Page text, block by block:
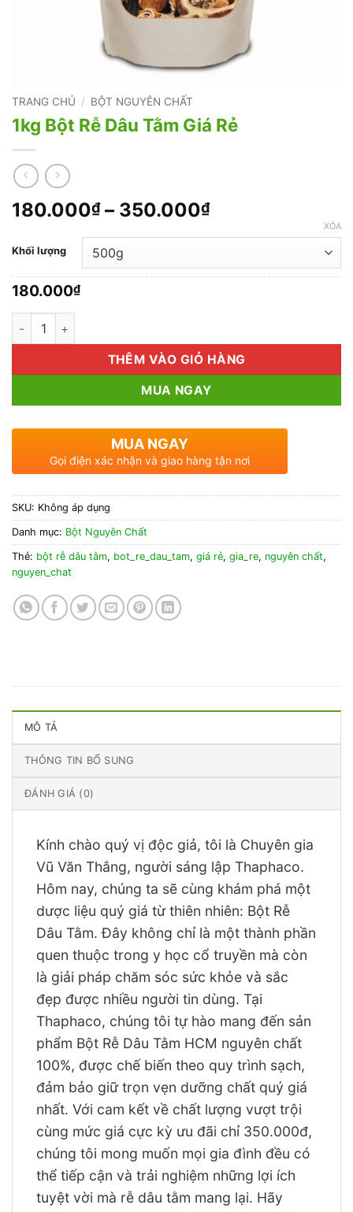
TRANG CHỦ / BỘT NGUYÊN CHẤT
1kg Bột Rễ Dâu Tằm Giá Rẻ
180.000₫ – 350.000₫Khoảng
180.000₫
đến
Khối lượng
XÓA
180.000₫
1kg Bột Rễ Dâu Tằm Giá Rẻ số lượng
THÊM VÀO GIỎ HÀNG
MUA NGAY
MUA NGAY
Gọi điện xác nhận và giao hàng tận nơi
SKU: Không áp dụng
Danh mục: Bột Nguyên Chất
Thẻ: bột rễ dâu tằm, bot_re_dau_tam, giá rẻ, gia_re, nguyên chất,
nguyen_chat
MÔ TẢ
THÔNG TIN BỔ SUNG
ĐÁNH GIÁ (0)
Kính chào quý vị độc giả, tôi là Chuyên gia
Vũ Văn Thắng, người sáng lập Thaphaco.
Hôm nay, chúng ta sẽ cùng khám phá một
dược liệu quý giá từ thiên nhiên: Bột Rễ
Dâu Tằm. Đây không chỉ là một thành phần
quen thuộc trong y học cổ truyền mà còn
là giải pháp chăm sóc sức khỏe và sắc
đẹp được nhiều người tin dùng. Tại
Thaphaco, chúng tôi tự hào mang đến sản
phẩm Bột Rễ Dâu Tằm HCM nguyên chất
100%, được chế biến theo quy trình sạch,
đảm bảo giữ trọn vẹn dưỡng chất quý giá
nhất. Với cam kết về chất lượng vượt trội
cùng mức giá cực kỳ ưu đãi chỉ 350.000đ,
chúng tôi mong muốn mọi gia đình đều có
thể tiếp cận và trải nghiệm những lợi ích
tuyệt vời mà rễ dâu tằm mang lại. Hãy